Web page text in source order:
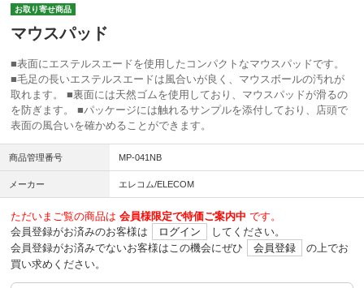
お取り寄せ商品
マウスパッド
■表面にエステルスエードを使用したコンパクトなマウスパッドです。
■毛足の長いエステルスエードは風合いが良く、マウスボールの汚れが
取れます。 ■裏面には天然ゴムを使用しており、マウスパッドが滑るの
を防ぎます。 ■パッケージには触れるサンプルを添付しており、店頭で
表面の風合いを確かめることができます。
商品管理番号 MP-041NB
メーカー エレコム/ELECOM
ただいまご覧の商品は 会員様限定で特価ご案内中 です。
会員登録がお済みのお客様は
ログイン
してください。
会員登録がお済みでないお客様はこの機会にぜひ
会員登録
の上でお
買い求めください。